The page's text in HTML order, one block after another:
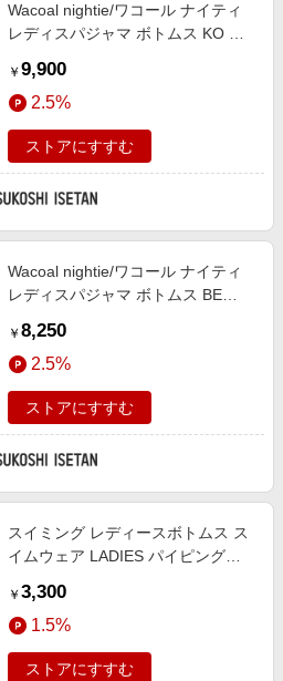
Wacoal nightie/ワコール ナイティ
レディスパジャマ ボトムス KO ル
￥ 9,900
2.5%
ストアにすすむ
Wacoal nightie/ワコール ナイティ
レディスパジャマ ボトムス BE
￥ 8,250
2.5%
ストアにすすむ
スイミング レディースボトムス ス
イムウェア LADIES パイピングシ
890-310711-1100
￥ 3,300
1.5%
ストアにすすむ